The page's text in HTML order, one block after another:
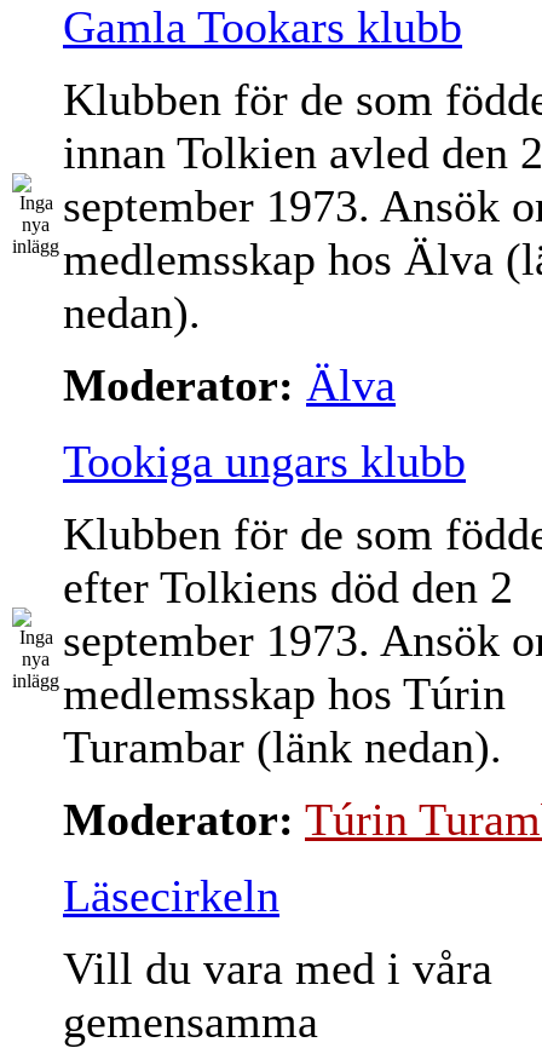
Gamla Tookars klubb
Klubben för de som
innan Tolkien avled den 2
september 1973. Ansök
medlemsskap hos Älva
nedan).
Moderator: Älva
Tookiga ungars klubb
Klubben för de som
efter Tolkiens död den 2
september 1973. Ansök
medlemsskap hos Túrin
Turambar (länk nedan).
Moderator: Túrin
Läsecirkeln
Vill du vara med i våra
gemensamma